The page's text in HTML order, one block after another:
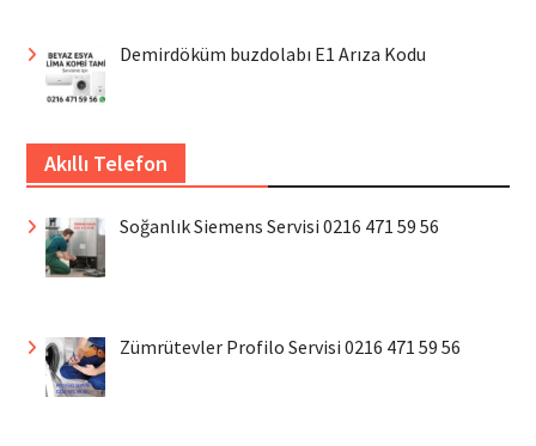
Demirdöküm buzdolabı E1 Arıza Kodu
Akıllı Telefon
Soğanlık Siemens Servisi 0216 471 59 56
Zümrütevler Profilo Servisi 0216 471 59 56